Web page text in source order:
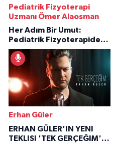
Pediatrik Fizyoterapi
Uzmanı Ömer Alaosman
Her Adım Bir Umut:
Pediatrik Fizyoterapiden
İlham Veren Hikâyeler
Erhan Güler
ERHAN GÜLER'IN YENI
TEKLISI 'TEK GERÇEĞIM'LE